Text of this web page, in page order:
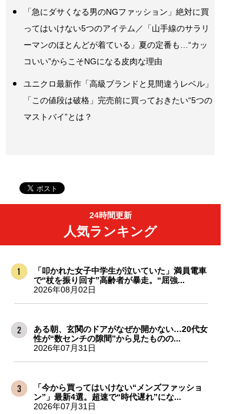
「急にダサくなる男のNGファッション」絶対に買
ってはいけない5つのアイテム／「山手線のサラリ
ーマンのほとんどが着ている」夏の定番も…“カッ
コいい”からこそNGになる皮肉な理由
ユニクロ最新作「高級ブランドと見間違うレベル」
「この値段は破格」完売前に買っておきたい“5つの
マストバイ”とは？
24時間更新
人気ランキング
「叩かれた女子中学生が泣いていた」満員電車
で“杖を振り回す”高齢者が暴走。“屈強...
2026年08月02日
ある朝、玄関のドアがなぜか開かない…20代女
性が“数センチの隙間”から見たものの...
2026年07月31日
「今から買ってはいけない“メンズファッショ
ン”」最新4選。超速で“時代遅れ”にな...
2026年07月31日